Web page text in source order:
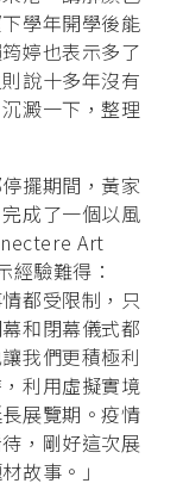
學年開學後能
婷也表示多了
說十多年沒有
澱一下，整理
擺期間，黃家
成了一個以風
Art
驗難得：
都受限制，只
和閉幕儀式都
我們更積極利
利用虛擬實境
展覽期。疫情
，剛好這次展
故事。」